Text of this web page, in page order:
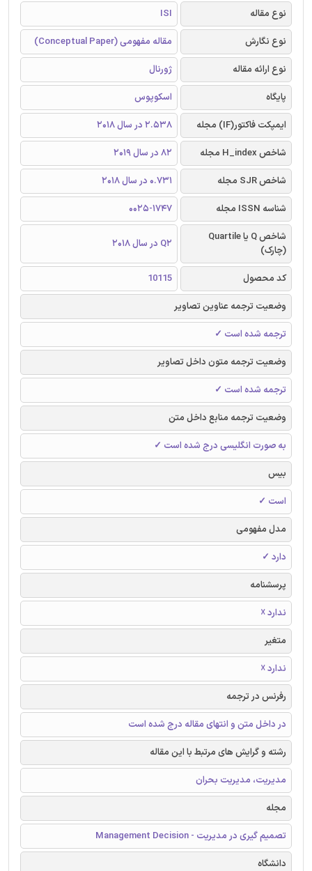
نوع مقاله
ISI
نوع نگارش
مقاله مفهومی (Conceptual Paper)
نوع ارائه مقاله
ژورنال
پایگاه
اسکوپوس
ایمپکت فاکتور(IF) مجله
2.538 در سال 2018
شاخص H_index مجله
82 در سال 2019
شاخص SJR مجله
0.731 در سال 2018
شناسه ISSN مجله
0025-1747
شاخص Q یا Quartile
(چارک)
Q2 در سال 2018
کد محصول
10115
وضعیت ترجمه عناوین تصاویر
ترجمه شده است ✓
وضعیت ترجمه متون داخل تصاویر
ترجمه شده است ✓
وضعیت ترجمه منابع داخل متن
به صورت انگلیسی درج شده است ✓
بیس
است ✓
مدل مفهومی
دارد ✓
پرسشنامه
ندارد ☓
متغیر
ندارد ☓
رفرنس در ترجمه
در داخل متن و انتهای مقاله درج شده است
رشته و گرایش های مرتبط با این مقاله
مدیریت، مدیریت بحران
مجله
تصمیم گیری در مدیریت - Management Decision
دانشگاه